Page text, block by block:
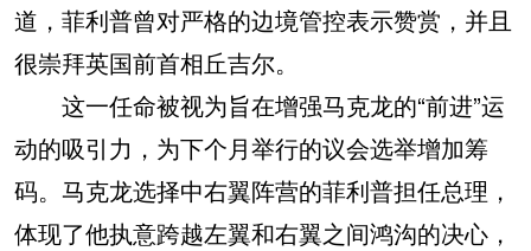
道，菲利普曾对严格的边境管控表示赞赏，并且
很崇拜英国前首相丘吉尔。
这一任命被视为旨在增强马克龙的“前进”运
动的吸引力，为下个月举行的议会选举增加筹
码。马克龙选择中右翼阵营的菲利普担任总理，
体现了他执意跨越左翼和右翼之间鸿沟的决心，